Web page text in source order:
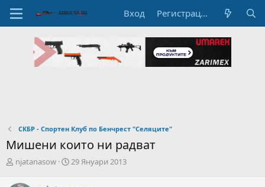
Вход Регистрация
СКБР - Спортен Клуб по Бенчрест "Селяците"
Мишени които ни радват
А
т
njatanasow
Н
29 Януари 2013